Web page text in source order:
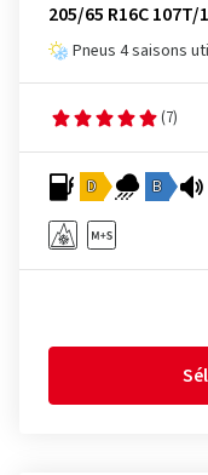
205/65 R16C 107T/
Pneus 4 saisons
(7)
D B